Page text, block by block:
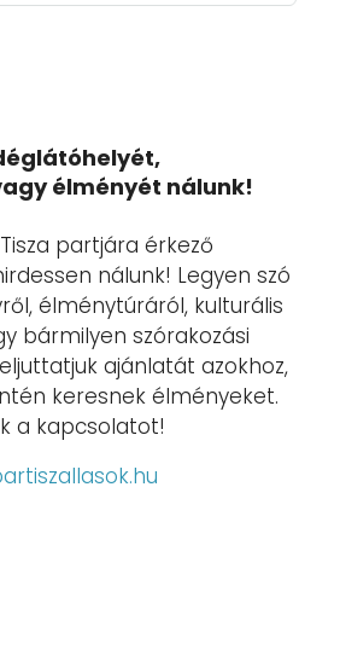
élményét nálunk!
partjára érkező
nálunk! Legyen szó
élménytúráról, kulturális
bármilyen szórakozási
ajánlatát azokhoz,
keresnek élményeket.
a kapcsolatot!